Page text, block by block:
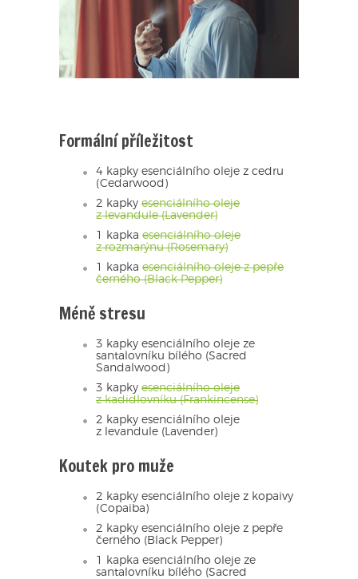
Formální příležitost
4 kapky esenciálního oleje z cedru
(Cedarwood)
2 kapky esenciálního oleje
z levandule (Lavender)
1 kapka esenciálního oleje
z rozmarýnu (Rosemary)
1 kapka esenciálního oleje z pepře
černého (Black Pepper)
Méně stresu
3 kapky esenciálního oleje ze
santalovníku bílého (Sacred
Sandalwood)
3 kapky esenciálního oleje
z kadidlovníku (Frankincense)
2 kapky esenciálního oleje
z levandule (Lavender)
Koutek pro muže
2 kapky esenciálního oleje z kopaivy
(Copaiba)
2 kapky esenciálního oleje z pepře
černého (Black Pepper)
1 kapka esenciálního oleje ze
santalovníku bílého (Sacred